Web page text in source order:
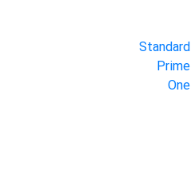
Standard
Prime
One